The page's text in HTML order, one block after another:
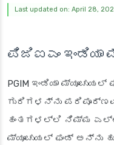
Last updated on: April 28,
ಪಿಜಿಐಎಂ ಇಂಡಿಯಾ
PGIM ಇಂಡಿಯಾ
ಗುರಿಗಳನ್ನು
ಹಂತಗಳಲ್ಲಿ ನಿಮ್ಮ
ಮ್ಯೂಚುಯಲ್ ಫಂಡ್ ಅನ್ನು